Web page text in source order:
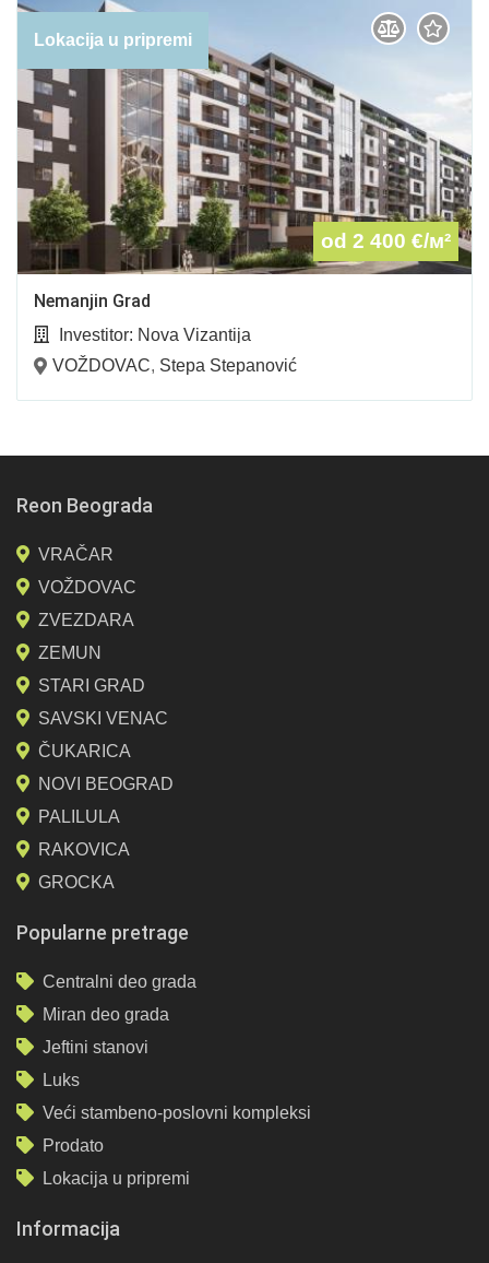
Lokacija u pripremi
od 2 400 €/м²
Nemanjin Grad
Investitor: Nova Vizantija
VOŽDOVAC, Stepa Stepanović
Reon Beograda
VRAČAR
VOŽDOVAC
ZVEZDARA
ZEMUN
STARI GRAD
SAVSKI VENAC
ČUKARICA
NOVI BEOGRAD
PALILULA
RAKOVICA
GROCKA
Popularne pretrage
Centralni deo grada
Miran deo grada
Jeftini stanovi
Luks
Veći stambeno-poslovni kompleksi
Prodato
Lokacija u pripremi
Informacija